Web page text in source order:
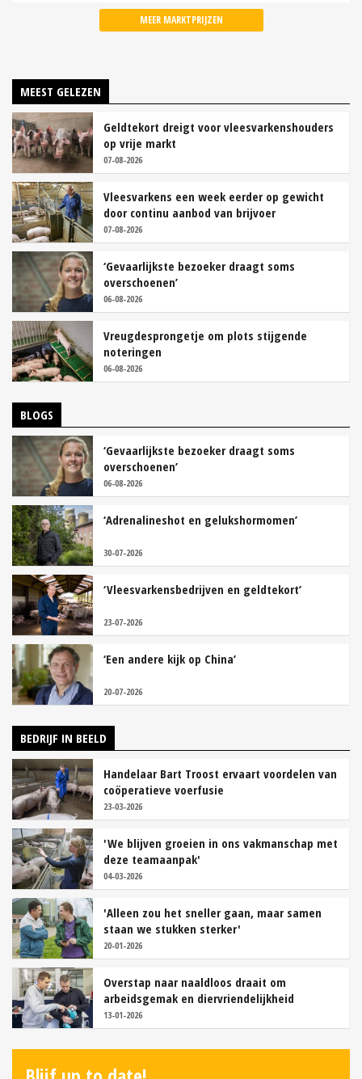
MEER MARKTPRIJZEN
MEEST GELEZEN
Geldtekort dreigt voor vleesvarkenshouders
op vrije markt
07-08-2026
Vleesvarkens een week eerder op gewicht
door continu aanbod van brijvoer
07-08-2026
‘Gevaarlijkste bezoeker draagt soms
overschoenen’
06-08-2026
Vreugdesprongetje om plots stijgende
noteringen
06-08-2026
BLOGS
‘Gevaarlijkste bezoeker draagt soms
overschoenen’
06-08-2026
‘Adrenalineshot en gelukshormomen’
30-07-2026
‘Vleesvarkensbedrijven en geldtekort’
23-07-2026
‘Een andere kijk op China’
20-07-2026
BEDRIJF IN BEELD
Handelaar Bart Troost ervaart voordelen van
coöperatieve voerfusie
23-03-2026
'We blijven groeien in ons vakmanschap met
deze teamaanpak'
04-03-2026
'Alleen zou het sneller gaan, maar samen
staan we stukken sterker'
20-01-2026
Overstap naar naaldloos draait om
arbeidsgemak en diervriendelijkheid
13-01-2026